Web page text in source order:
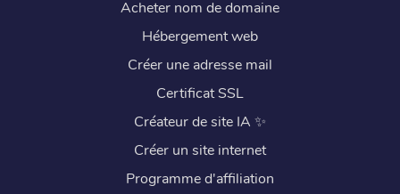
Acheter nom de domaine
Hébergement web
Créer une adresse mail
Certificat SSL
Créateur de site IA ✨
Créer un site internet
Programme d'affiliation